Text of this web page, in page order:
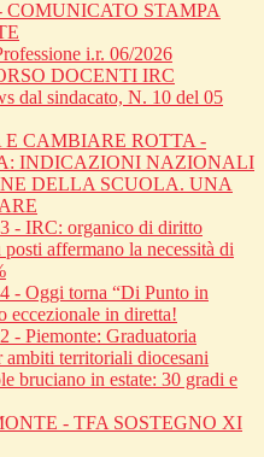
COMUNICATO STAMPA
i.r. 06/2026
DOCENTI IRC
dal sindacato, N. 10 del 05
E CAMBIARE ROTTA -
INDICAZIONI NAZIONALI
DELLA SCUOLA. UNA
- IRC: organico di diritto
affermano la necessità di
- Oggi torna “Di Punto in
eccezionale in diretta!
- Piemonte: Graduatoria
ambiti territoriali diocesani
bruciano in estate: 30 gradi e
- TFA SOSTEGNO XI